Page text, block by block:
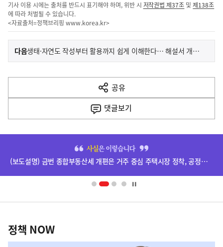
기사 이용 시에는 출처를 반드시 표기해야 하며, 위반 시 저작권법 제37조 및제138조
에 따라 처벌될 수 있습니다.
<자료출처=정책브리핑 www.korea.kr>
이
전
다
음
다음기
사
생태·자연도 작성부터 활용까지 쉽게 이해한다… 해설서 개정판 배포
공유
열
기
댓글보기
영
(보도설명) 금번 종합부동산세 개편은 거주 중심 주택시장 정착, 공정과세 및 과세형평 제고를 위한 것입니다.
책
정책 NOW